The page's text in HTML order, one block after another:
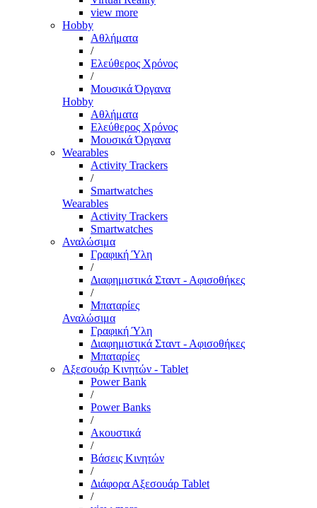
view more
Hobby
Αθλήματα
/
Ελεύθερος Χρόνος
/
Μουσικά Όργανα
Hobby
Αθλήματα
Ελεύθερος Χρόνος
Μουσικά Όργανα
Wearables
Activity Trackers
/
Smartwatches
Wearables
Activity Trackers
Smartwatches
Αναλώσιμα
Γραφική Ύλη
/
Διαφημιστικά Σταντ - Αφισοθήκες
/
Μπαταρίες
Αναλώσιμα
Γραφική Ύλη
Διαφημιστικά Σταντ - Αφισοθήκες
Μπαταρίες
Αξεσουάρ Κινητών - Tablet
Power Bank
/
Power Banks
/
Ακουστικά
/
Βάσεις Κινητών
/
Διάφορα Αξεσουάρ Tablet
/